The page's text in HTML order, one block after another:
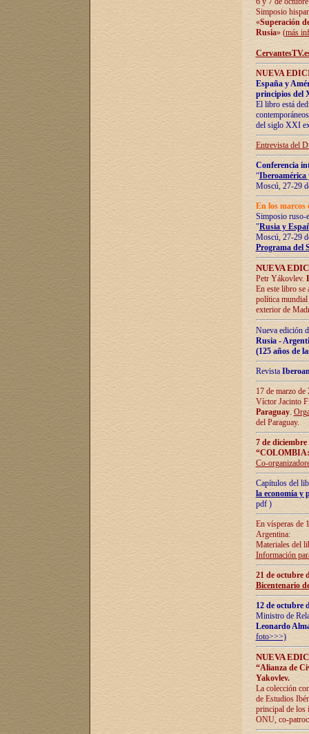
Simposio
«Superación
Rusia» (más
NUEVA
España y
principios del
El libro está
del siglo XXI
Entrevista del
Conferencia
“Iberoamérica
Moscú, 27-29
En los marcos
Simposio ruso-
"Rusia y
Moscú, 27-29
Programa del
NUEVA
Petr Yákovlev.
En este libro se
política mundial
exterior de
Nueva edición
Rusia -
(125 años de
Revista
17 de marzo
Víctor Jacinto
Paraguay.
del Paraguay.
7 de
Co-
Capítulos del
la economía y
pdf )
En vísperas de
Argentina:
Materiales del
Información
21 de octubre
Bicentenario
12 de octubre
Ministro de
Leonardo
foto>>>)
NUEVA
“Alianza de
Yakovlev.
La colección
de Estudios
principal de los
ONU, co-